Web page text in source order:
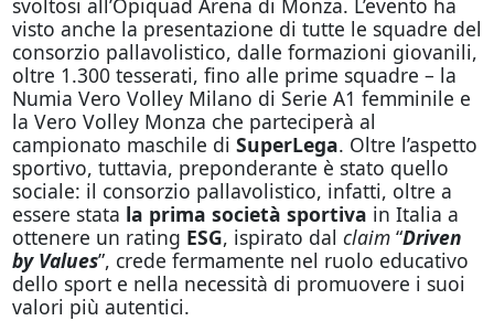
visto anche la presentazione di tutte le squadre del
consorzio pallavolistico, dalle formazioni giovanili,
oltre 1.300 tesserati, fino alle prime squadre – la
Numia Vero Volley Milano di Serie A1 femminile e
la Vero Volley Monza che parteciperà al
campionato maschile di SuperLega. Oltre l’aspetto
sportivo, tuttavia, preponderante è stato quello
sociale: il consorzio pallavolistico, infatti, oltre a
essere stata la prima società sportiva in Italia a
ottenere un rating ESG, ispirato dal claim“Driven
by Values”, crede fermamente nel ruolo educativo
dello sport e nella necessità di promuovere i suoi
valori più autentici.